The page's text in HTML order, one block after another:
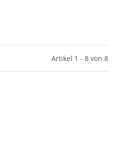
Artikel 1 - 8 von 8